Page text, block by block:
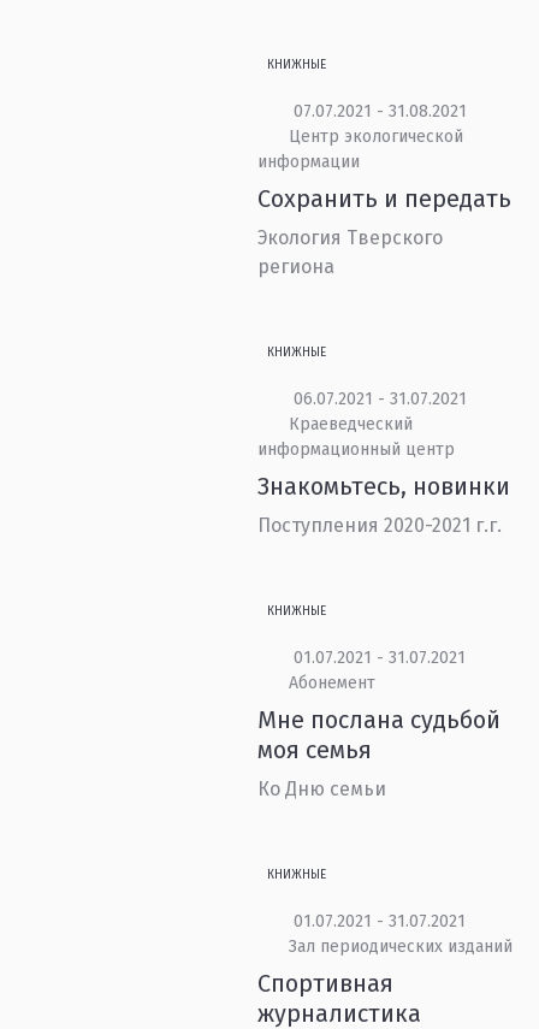
КНИЖНЫЕ
07.07.2021 - 31.08.2021
Центр экологической
информации
Сохранить и передать
Экология Тверского
региона
КНИЖНЫЕ
06.07.2021 - 31.07.2021
Краеведческий
информационный центр
Знакомьтесь, новинки
Поступления 2020-2021 г.г.
КНИЖНЫЕ
01.07.2021 - 31.07.2021
Абонемент
Мне послана судьбой
моя семья
Ко Дню семьи
КНИЖНЫЕ
01.07.2021 - 31.07.2021
Зал периодических изданий
Спортивная
журналистика